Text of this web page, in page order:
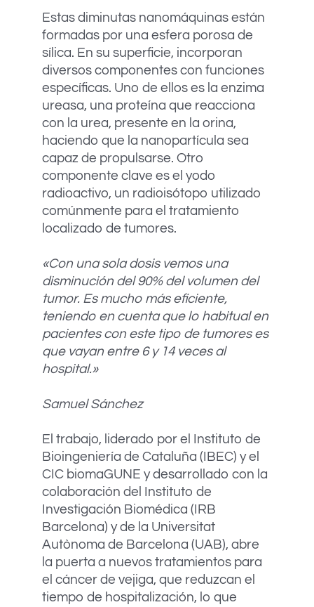
Estas diminutas nanomáquinas están
formadas por una esfera porosa de
sílica. En su superficie, incorporan
diversos componentes con funciones
específicas. Uno de ellos es la enzima
ureasa, una proteína que reacciona
con la urea, presente en la orina,
haciendo que la nanopartícula sea
capaz de propulsarse. Otro
componente clave es el yodo
radioactivo, un radioisótopo utilizado
comúnmente para el tratamiento
localizado de tumores.
«Con una sola dosis vemos una
disminución del 90% del volumen del
tumor. Es mucho más eficiente,
teniendo en cuenta que lo habitual en
pacientes con este tipo de tumores es
que vayan entre 6 y 14 veces al
hospital.»
Samuel Sánchez
El trabajo, liderado por el Instituto de
Bioingeniería de Cataluña (IBEC) y el
CIC biomaGUNE y desarrollado con la
colaboración del Instituto de
Investigación Biomédica (IRB
Barcelona) y de la Universitat
Autònoma de Barcelona (UAB), abre
la puerta a nuevos tratamientos para
el cáncer de vejiga, que reduzcan el
tiempo de hospitalización, lo que